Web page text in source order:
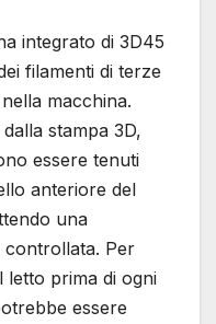
integrato di 3D45
filamenti di terze
macchina.
stampa 3D,
essere tenuti
anteriore del
una
Per
letto prima di ogni
essere